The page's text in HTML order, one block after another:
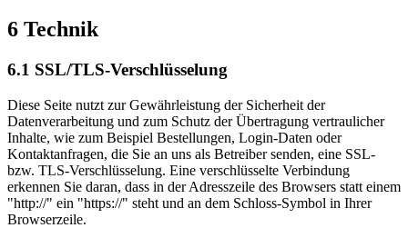
6 Technik
6.1 SSL/TLS-Verschlüsselung
Diese Seite nutzt zur Gewährleistung der Sicherheit der
Datenverarbeitung und zum Schutz der Übertragung vertraulicher
Inhalte, wie zum Beispiel Bestellungen, Login-Daten oder
Kontaktanfragen, die Sie an uns als Betreiber senden, eine SSL-
bzw. TLS-Verschlüsselung. Eine verschlüsselte Verbindung
erkennen Sie daran, dass in der Adresszeile des Browsers statt einem
"http://" ein "https://" steht und an dem Schloss-Symbol in Ihrer
Browserzeile.